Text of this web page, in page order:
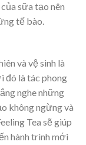
sữa tạo nên
tế bào.
và vệ sinh là
đó là tác phong
nghe những
không ngừng và
Tea sẽ giúp
hành trình mới